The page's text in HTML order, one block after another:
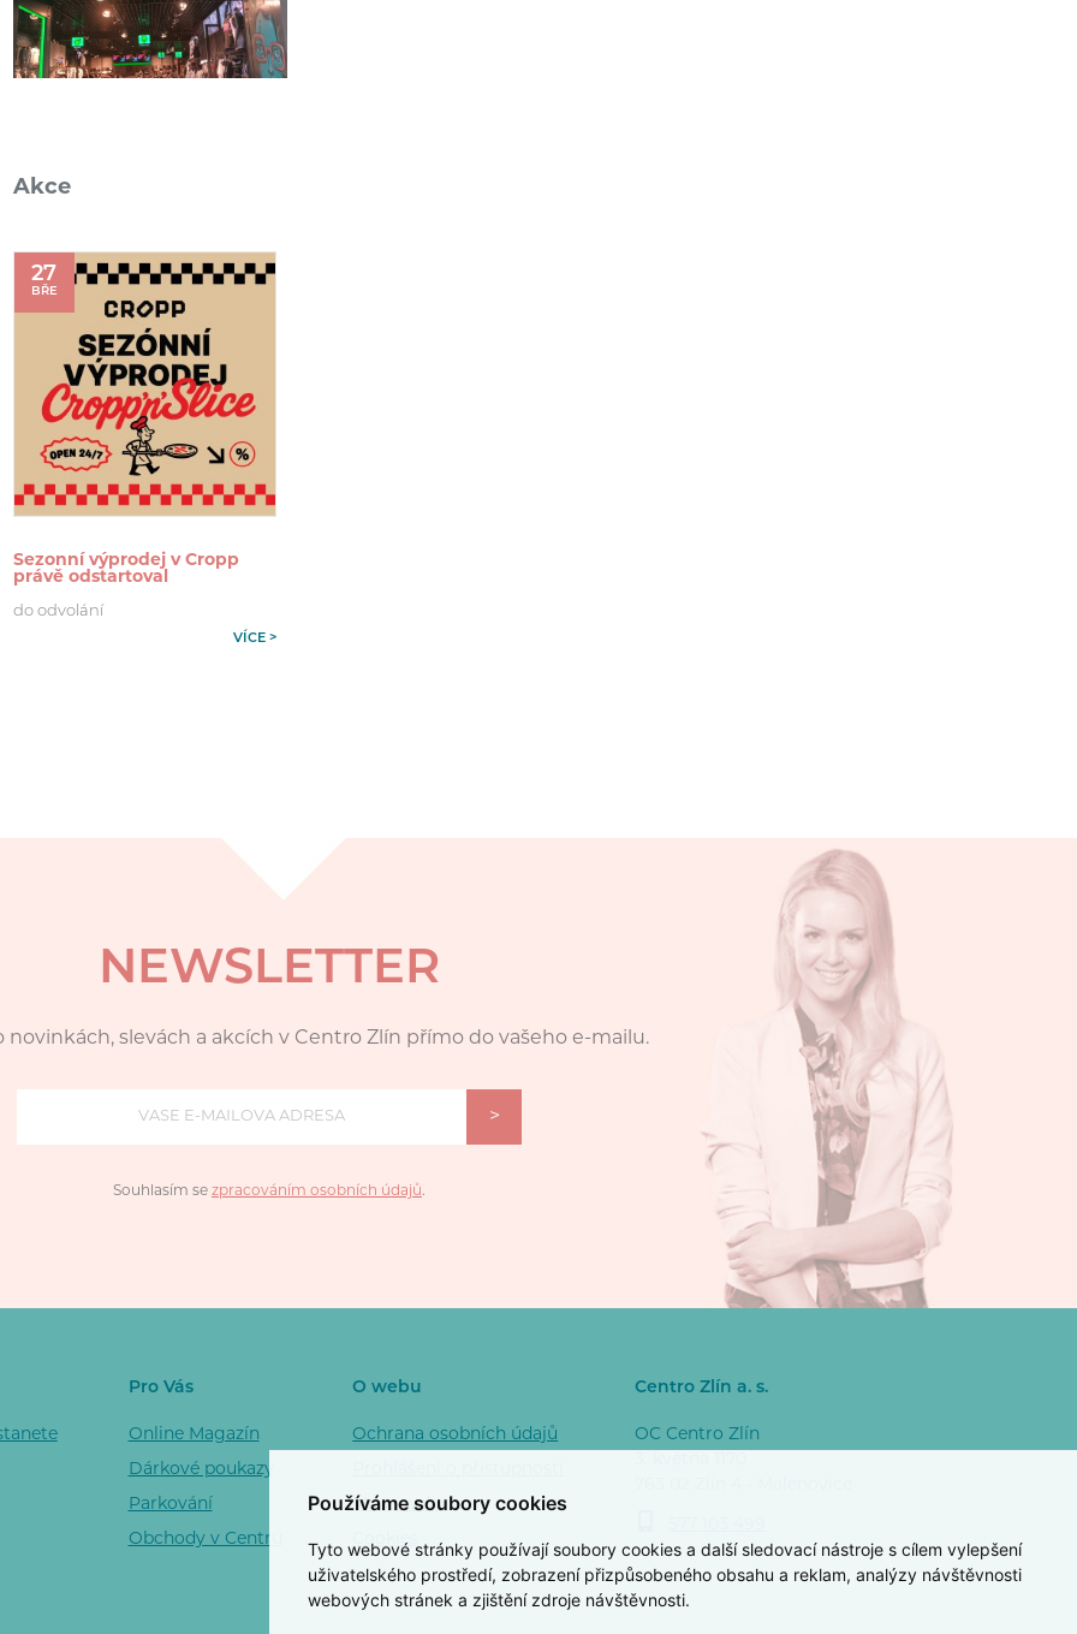
Používáme soubory cookies
Tyto webové stránky používají soubory cookies a další sledovací nástroje s cílem vylepšení
uživatelského prostředí, zobrazení přizpůsobeného obsahu a reklam, analýzy návštěvnosti
webových stránek a zjištění zdroje návštěvnosti.
Akce
27
BŘE
Sezonní výprodej v Cropp
právě odstartoval
do odvolání
VÍCE >
NEWSLETTER
novinkách, slevách a akcích v Centro Zlín přímo do vašeho e-mailu.
>
Souhlasím se zpracováním osobních údajů.
Pro Vás
Online Magazín
Dárkové poukazy
Parkování
Obchody v Centru
O webu
Ochrana osobních údajů
Mapa webu
Cookies
Centro Zlín a. s.
OC Centro Zlín